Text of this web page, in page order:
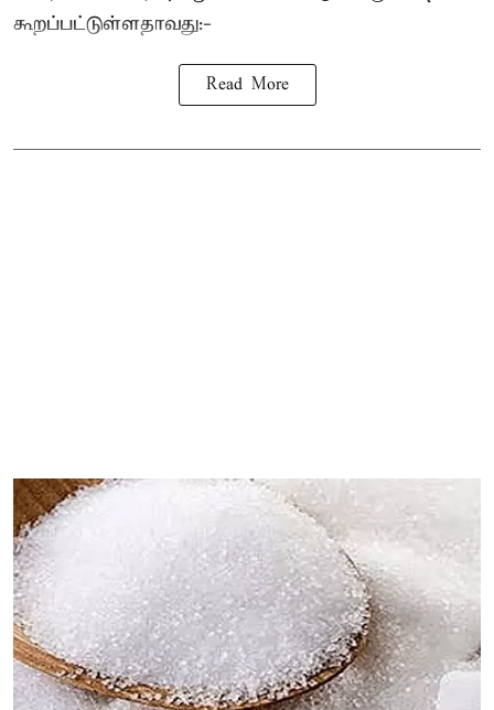
கூறப்பட்டுள்ளதாவது:-
Read More